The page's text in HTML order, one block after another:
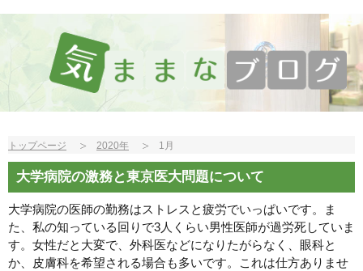
トップページ 2020年 1月
大学病院の激務と東京医大問題について
大学病院の医師の勤務はストレスと疲労でいっぱいです。ま
た、私の知っている回りで3人くらい男性医師が過労死していま
す。女性だと大変で、外科医などになりたがらなく、眼科と
か、皮膚科を希望される場合も多いです。これは仕方ありませ